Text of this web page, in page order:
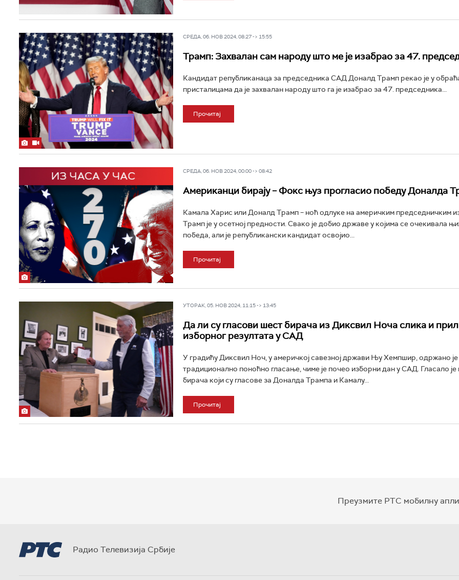
СРЕДА, 06. НОВ 2024, 08:27 -> 15:55
Трамп: Захвалан сам народу што ме је изабрао за 47.
Кандидат републиканаца за председника САД Доналд Трамп рекао је у
присталицама да је захвалан народу што га је изабрао за 47. председника...
Прочитај
СРЕДА, 06. НОВ 2024, 00:00 -> 08:42
Американци бирају – Фокс њуз прогласио победу Доналда
Камала Харис или Доналд Трамп – ноћ одлуке на америчким председничким
Трамп је у осетној предности. Свако је добио државе у којима се очекивала
победа, али је републикански кандидат освојио...
Прочитај
УТОРАК, 05. НОВ 2024, 11:15 -> 13:45
Да ли су гласови шест бирача из Диксвил Ноча слика и
изборног резултата у САД
У градићу Диксвил Ноч, у америчкој савезној држави Њу Хемпшир, одржано је
традиционално поноћно гласање, чиме је почео изборни дан у САД. Гласало је
бирача који су гласове за Доналда Трампа и Камалу...
Прочитај
Преузмите РТС мобилну
Радио Телевизија Србије